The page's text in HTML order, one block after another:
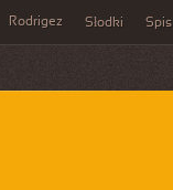
Rodrigez Słodki Spis